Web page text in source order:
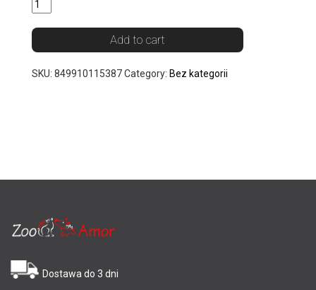
Add to cart
SKU: 849910115387Category: Bez kategorii
Dostawa do 3 dni